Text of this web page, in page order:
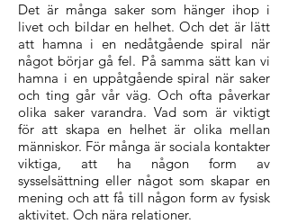
Det är många saker som hänger ihop i
livet och bildar en helhet. Och det är lätt
att hamna i en nedåtgående spiral när
något börjar gå fel. På samma sätt kan vi
hamna i en uppåtgående spiral när saker
och ting går vår väg. Och ofta påverkar
olika saker varandra. Vad som är viktigt
för att skapa en helhet är olika mellan
människor. För många är sociala kontakter
viktiga, att ha någon form av
sysselsättning eller något som skapar en
mening och att få till någon form av fysisk
aktivitet. Och nära relationer.